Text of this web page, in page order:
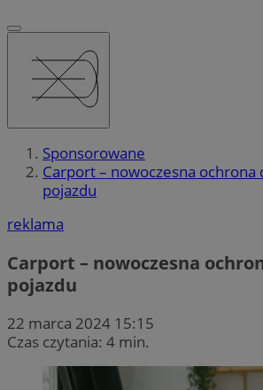
Sponsorowane
Carport – nowoczesna ochrona
pojazdu
reklama
Carport – nowoczesna
pojazdu
22 marca 2024 15:15
Czas czytania: 4 min.